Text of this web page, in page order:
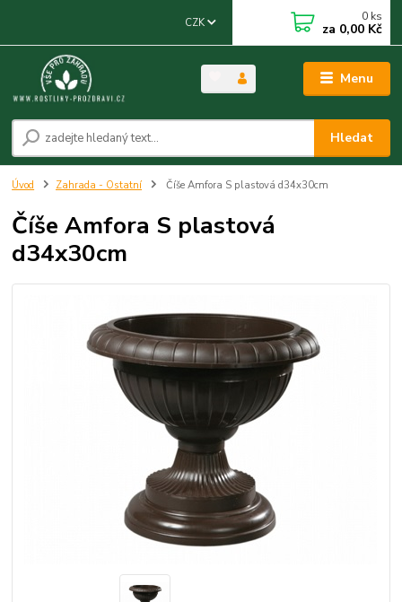
Menu
CZK
Hledat
0 ks
za 0,00 Kč
Úvod Zahrada - Ostatní Číše Amfora S plastová d34x30cm
Číše Amfora S plastová
d34x30cm